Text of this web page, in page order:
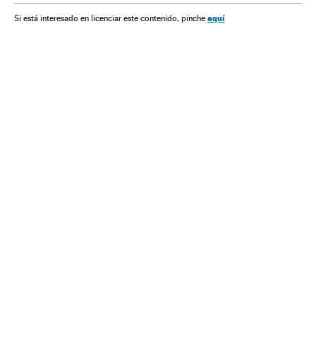
Crime organizado Michelle Bolsonaro
Si está interesado en licenciar este contenido, pinche aquí